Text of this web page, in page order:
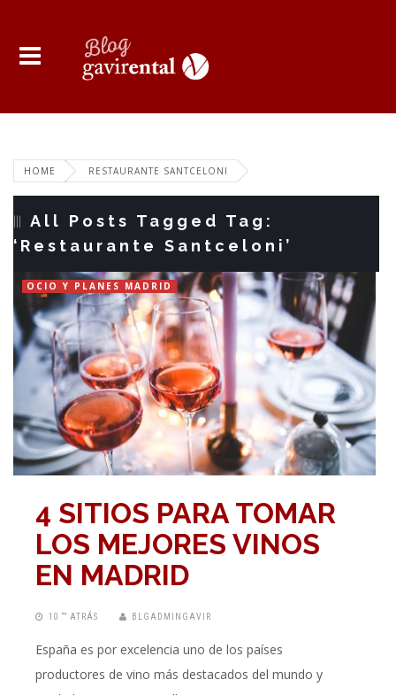
HOME RESTAURANTE SANTCELONI
All Posts Tagged Tag:
‘Restaurante Santceloni’
OCIO Y PLANES MADRID
4 SITIOS PARA TOMAR
LOS MEJORES VINOS
EN MADRID
10 “” ATRÁS BLGADMINGAVIR
España es por excelencia uno de los países
productores de vino más destacados del mundo y